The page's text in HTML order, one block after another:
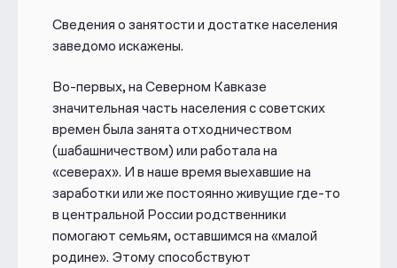
Сведения о занятости и достатке населения
заведомо искажены.
Во-первых, на Северном Кавказе
значительная часть населения с советских
времен была занята отходничеством
(шабашничеством) или работала на
«северах». И в наше время выехавшие на
заработки или же постоянно живущие где-то
в центральной России родственники
помогают семьям, оставшимся на «малой
родине». Этому способствуют